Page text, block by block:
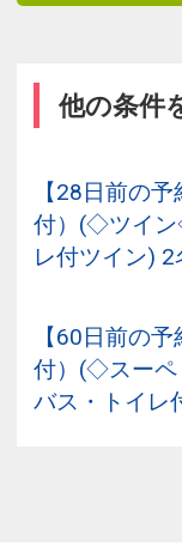
他の条件
【28日前の
付）(◇ツイン
レ付ツイン)
【60日前の
付）(◇スー
バス・トイレ